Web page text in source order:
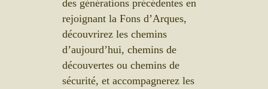
des générations précédentes en
rejoignant la Fons d’Arques,
découvrirez les chemins
d’aujourd’hui, chemins de
découvertes ou chemins de
sécurité, et accompagnerez les